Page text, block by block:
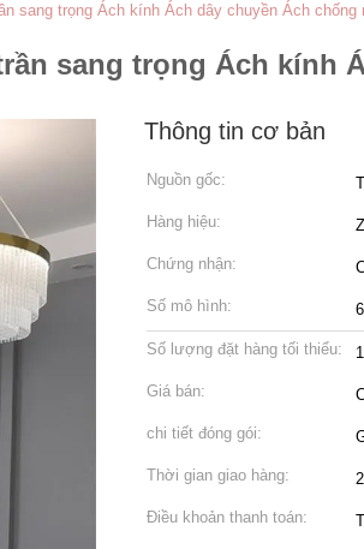
sang trọng Ách kính Ách dây chuyền Ách chống
sang trọng Ách kính
Thông tin cơ bản
Nguồn gốc:
Hàng hiệu:
Chứng nhận:
Số mô hình:
Số lượng đặt hàng tối thiểu:
Giá bán:
chi tiết đóng gói:
Thời gian giao hàng:
Điều khoản thanh toán: